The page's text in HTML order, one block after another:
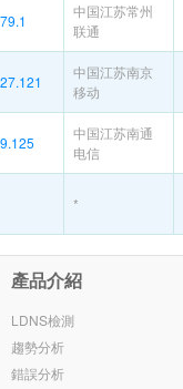
中国江苏常州
联通
中国江苏南京
移动
中国江苏南通
电信
*
產品介紹
LDNS檢測
趨勢分析
錯誤分析